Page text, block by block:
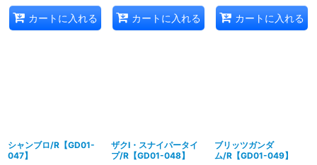
カートに入れる カートに入れる カートに入れる
シャンブロ/R【GD01-
047】
ザクI・スナイパータイ
プ/R【GD01-048】
ブリッツガンダ
ム/R【GD01-049】